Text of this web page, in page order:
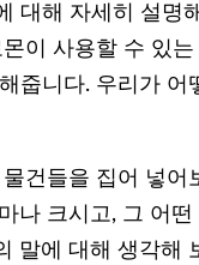
대해 자세히 설명
이 사용할 수 있
줍니다. 우리가
건들을 집어 넣
나 크시고, 그 어
말에 대해 생각해